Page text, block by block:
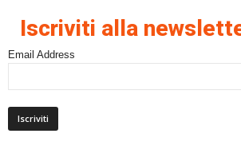
Iscriviti alla
Email Address